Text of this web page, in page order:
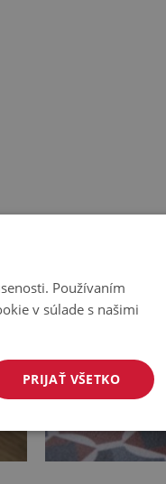
Používaním
v súlade s našimi
PRIJAŤ VŠETKO